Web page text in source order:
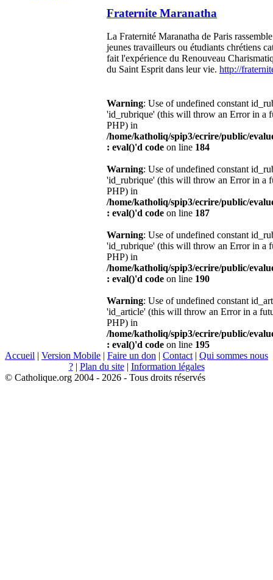
Fraternite Maranatha
La Fraternité Maranatha de Paris
jeunes travailleurs ou étudiants chrétiens
fait l'expérience du Renouveau
du Saint Esprit dans leur vie. http://
Warning: Use of undefined constant
'id_rubrique' (this will throw an Error in a
PHP) in
/home/katholiq/spip3/ecrire/public/
: eval()'d code on line 184
Warning: Use of undefined constant
'id_rubrique' (this will throw an Error in a
PHP) in
/home/katholiq/spip3/ecrire/public/
: eval()'d code on line 187
Warning: Use of undefined constant
'id_rubrique' (this will throw an Error in a
PHP) in
/home/katholiq/spip3/ecrire/public/
: eval()'d code on line 190
Warning: Use of undefined constant
'id_article' (this will throw an Error in a
PHP) in
/home/katholiq/spip3/ecrire/public/
: eval()'d code on line 195
Accueil | Version Mobile | Faire un don | Contact | Qui sommes nous
?| Plan du site| Information légales
© Catholique.org 2004 - 2026 - Tous droits réservés